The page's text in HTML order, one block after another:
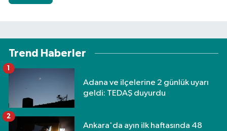
Trend Haberler
Adana ve ilçelerine 2 günlük uyarı
geldi: TEDAŞ duyurdu
1
Ankara'da ayın ilk haftasında 48
2